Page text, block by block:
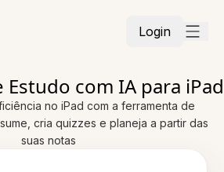
Login
com IA para iPad
no iPad com a ferramenta de
cria quizzes e planeja a partir das
suas notas